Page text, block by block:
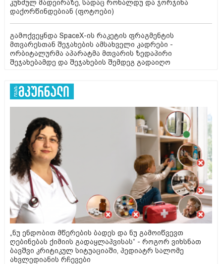
კუნძულ მადეირაზე, სადაც რონალდუ და ჯორჯინა
დაქორწინდებიან (ფოტოები)
გამოქვეყნდა SpaceX-ის რაკეტის ფრაგმენტის
მთვარესთან შეჯახების ამსახველი კადრები -
ორბიტალურმა აპარატმა მთვარის ზედაპირი
შეჯახებამდე და შეჯახების შემდეგ გადაიღო
„ნუ ენდობით მწერების ბადეს და ნუ გამოიწვევთ
ღებინებას ქიმიის გადაყლაპვისას“ - როგორ ვიხსნათ
ბავშვი კრიტიკულ სიტუაციაში, პედიატრ სალომე
ახვლედიანის რჩევები